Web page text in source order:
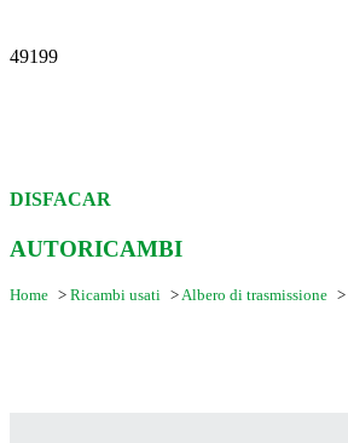
49199
DISFACAR
AUTORICAMBI
Home > Ricambi usati >Albero di trasmissione >